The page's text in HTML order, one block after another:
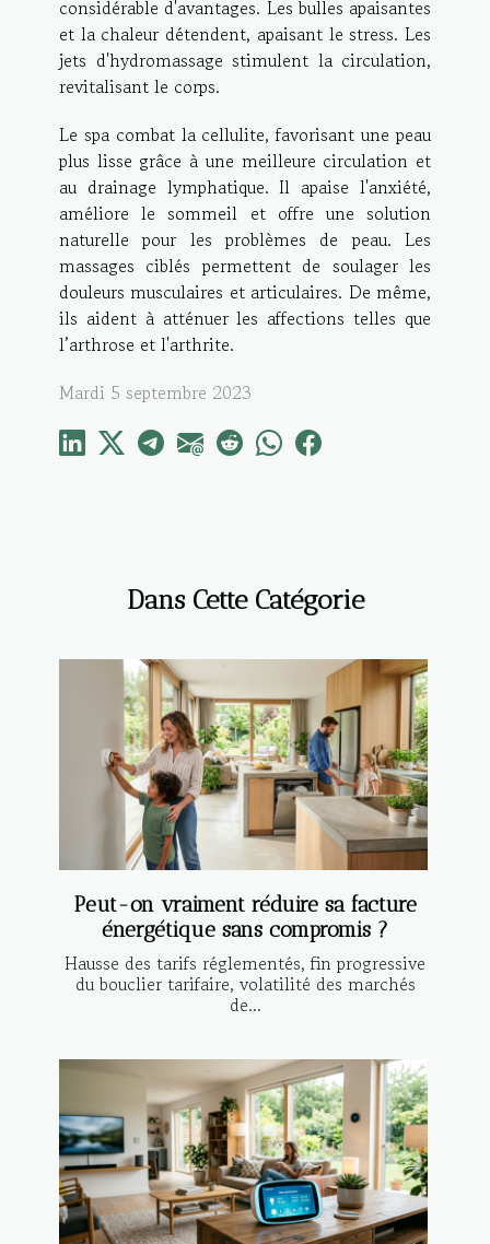
considérable d'avantages. Les bulles apaisantes
et la chaleur détendent, apaisant le stress. Les
jets d'hydromassage stimulent la circulation,
revitalisant le corps.
Le spa combat la cellulite, favorisant une peau
plus lisse grâce à une meilleure circulation et
au drainage lymphatique. Il apaise l'anxiété,
améliore le sommeil et offre une solution
naturelle pour les problèmes de peau. Les
massages ciblés permettent de soulager les
douleurs musculaires et articulaires. De même,
ils aident à atténuer les affections telles que
l’arthrose et l'arthrite.
Mardi 5 septembre 2023
Dans Cette Catégorie
Peut-on vraiment réduire sa facture
énergétique sans compromis ?
Hausse des tarifs réglementés, fin progressive
du bouclier tarifaire, volatilité des marchés
de...